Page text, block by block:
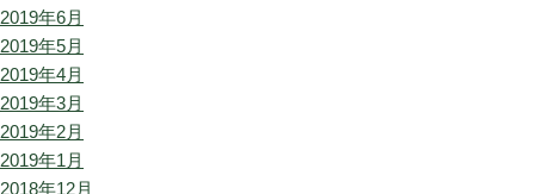
2019年6月
2019年5月
2019年4月
2019年3月
2019年2月
2019年1月
2018年12月